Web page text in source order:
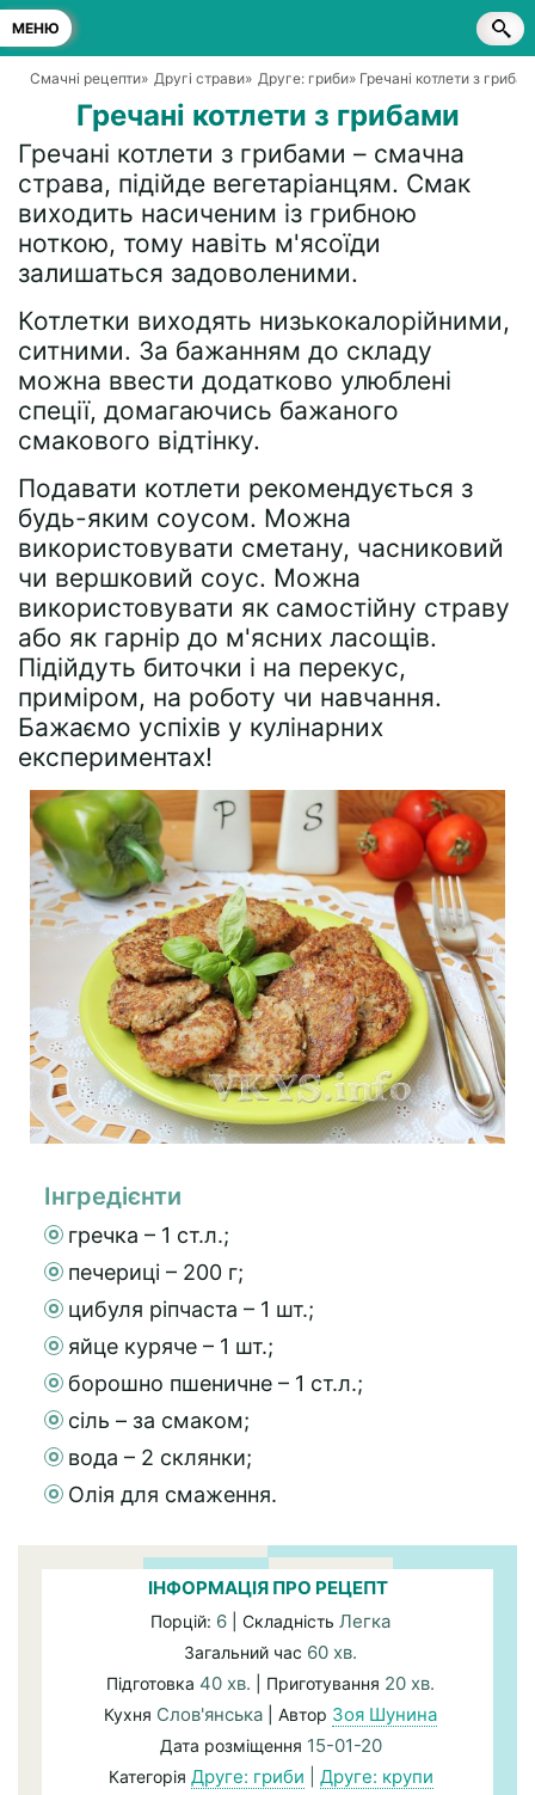
МЕНЮ
Смачні рецепти» Другі страви» Друге: гриби» Гречані котлети з
Гречані котлети з грибами
Гречані котлети з грибами – смачна
страва, підійде вегетаріанцям. Смак
виходить насиченим із грибною
ноткою, тому навіть м'ясоїди
залишаться задоволеними.
Котлетки виходять низькокалорійними,
ситними. За бажанням до складу
можна ввести додатково улюблені
спеції, домагаючись бажаного
смакового відтінку.
Подавати котлети рекомендується з
будь-яким соусом. Можна
використовувати сметану, часниковий
чи вершковий соус. Можна
використовувати як самостійну страву
або як гарнір до м'ясних ласощів.
Підійдуть биточки і на перекус,
приміром, на роботу чи навчання.
Бажаємо успіхів у кулінарних
експериментах!
Інгредієнти
гречка – 1 ст.л.;
печериці – 200 г;
цибуля ріпчаста – 1 шт.;
яйце куряче – 1 шт.;
борошно пшеничне – 1 ст.л.;
сіль – за смаком;
вода – 2 склянки;
Олія для смаження.
ІНФОРМАЦІЯ ПРО РЕЦЕПТ
Порцій: 6 | Складність Легка
Загальний час 60 хв.
Підготовка 40 хв. | Приготування 20 хв.
Кухня Слов'янська | Автор Зоя Шунина
Дата розміщення 15-01-20
Категорія Друге: гриби Друге: крупи